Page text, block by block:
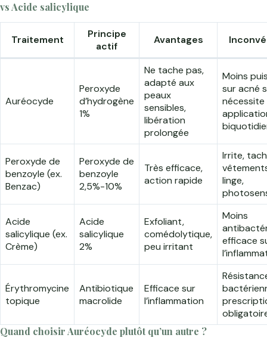
vs Acide salicylique
Traitement
Principe
actif
Avantages
Auréocyde
Peroxyde
d’hydrogène
1%
Ne tache pas,
adapté aux
peaux
sensibles,
libération
prolongée
Moins
sur acné
nécessite
Peroxyde de
benzoyle (ex.
Benzac)
Peroxyde de
benzoyle
2,5%-10%
Très efficace,
action rapide
Irrite,
linge,
Acide
salicylique (ex.
Crème)
Acide
salicylique
2%
Exfoliant,
comédolytique,
peu irritant
Moins
efficace
Érythromycine
topique
Antibiotique
macrolide
Efficace sur
l’inflammation
Quand choisir Auréocyde plutôt qu’un autre ?